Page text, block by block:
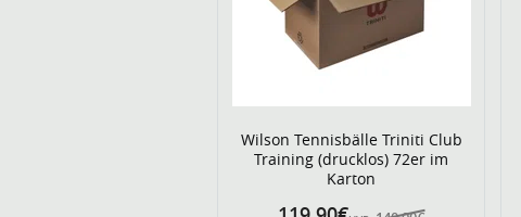
Wilson Tennisbälle Triniti Club
Training (drucklos) 72er im
Karton